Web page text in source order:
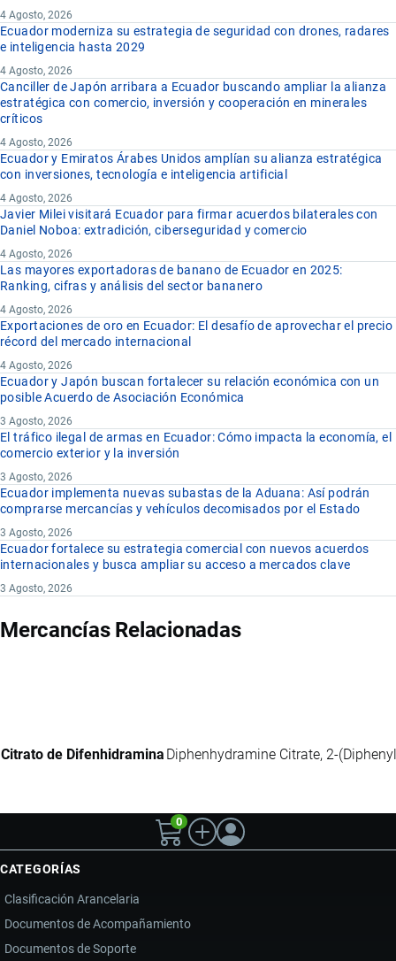
4 Agosto, 2026
Ecuador moderniza su estrategia de seguridad con drones, radares
e inteligencia hasta 2029
4 Agosto, 2026
Canciller de Japón arribara a Ecuador buscando ampliar la alianza
estratégica con comercio, inversión y cooperación en minerales
críticos
4 Agosto, 2026
Ecuador y Emiratos Árabes Unidos amplían su alianza estratégica
con inversiones, tecnología e inteligencia artificial
4 Agosto, 2026
Javier Milei visitará Ecuador para firmar acuerdos bilaterales con
Daniel Noboa: extradición, ciberseguridad y comercio
4 Agosto, 2026
Las mayores exportadoras de banano de Ecuador en 2025:
Ranking, cifras y análisis del sector bananero
4 Agosto, 2026
Exportaciones de oro en Ecuador: El desafío de aprovechar el precio
récord del mercado internacional
4 Agosto, 2026
Ecuador y Japón buscan fortalecer su relación económica con un
posible Acuerdo de Asociación Económica
3 Agosto, 2026
El tráfico ilegal de armas en Ecuador: Cómo impacta la economía, el
comercio exterior y la inversión
3 Agosto, 2026
Ecuador implementa nuevas subastas de la Aduana: Así podrán
comprarse mercancías y vehículos decomisados por el Estado
3 Agosto, 2026
Ecuador fortalece su estrategia comercial con nuevos acuerdos
internacionales y busca ampliar su acceso a mercados clave
3 Agosto, 2026
Mercancías Relacionadas
Citrato de Difenhidramina Diphenhydramine Citrate, 2-
0
CATEGORÍAS
Clasificación Arancelaria
Documentos de Acompañamiento
Documentos de Soporte